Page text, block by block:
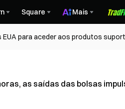
Square Mais
para aceder aos produtos
as saídas das bolsas